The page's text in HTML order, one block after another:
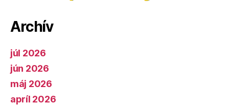
Archív
júl 2026
jún 2026
máj 2026
apríl 2026